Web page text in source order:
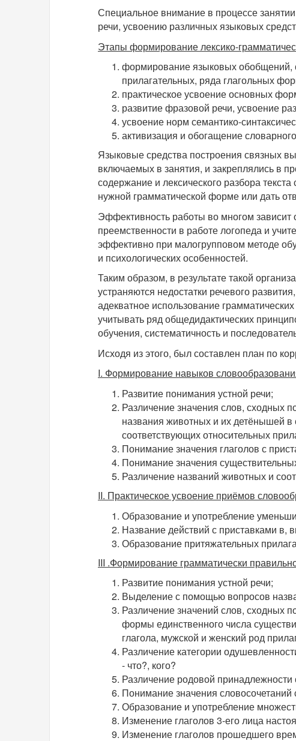
Специальное внимание в процессе
речи, усвоению различных языковых
Этапы формирование лексико-
формирование языковых обобщений,
прилагательных, ряда глагольных
практическое усвоение основных
развитие фразовой речи, усвоение
усвоение норм семантико-
активизация и обогащение
Языковые средства построения связных
включаемых в занятия, и закреплялись в
содержание и лексического разбора
нужной грамматической форме или дать
Эффективность работы во многом зависит
преемственности в работе логопеда и
эффективно при малогрупповом методе
и психологических особенностей.
Таким образом, в результате такой
устраняются недостатки речевого
адекватное использование
учитывать ряд общедидактических
обучения, систематичность и
Исходя из этого, был составлен план по
I. Формирование навыков
Развитие понимания устной речи;
Различение значения слов, сходных
названия животных и их детёнышей
соответствующих относительных
Понимание значения глаголов с
Понимание значения
Различение названий животных и
II. Практическое усвоение приёмов
Образование и употребление
Название действий с приставками в,
Образование притяжательных
III .Формирование грамматически
Развитие понимания устной речи;
Выделение с помощью вопросов
Различение значений слов, сходных
формы единственного числа
глагола, мужской и женский род
Различение категории
- что?, кого?
Различение родовой
Понимание значения
Образование и употребление
Изменение глаголов 3-его лица
Изменение глаголов прошедшего